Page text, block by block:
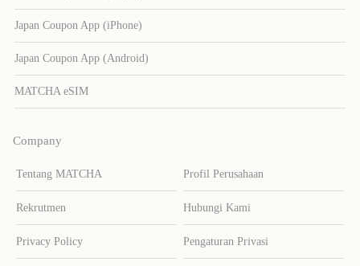
Japan Coupon App (iPhone)
Japan Coupon App (Android)
MATCHA eSIM
Company
Tentang MATCHA Profil Perusahaan
Rekrutmen Hubungi Kami
Privacy Policy Pengaturan Privasi